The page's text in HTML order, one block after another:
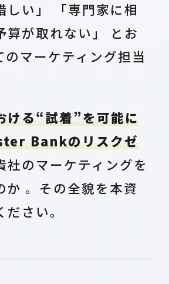
しい」 「専門家に相
算が取れない」 とお
のマーケティング担当
ける“試着”を可能に
Bankのリスクゼ
社のマーケティングを
か 。その全貌を本資
さい。